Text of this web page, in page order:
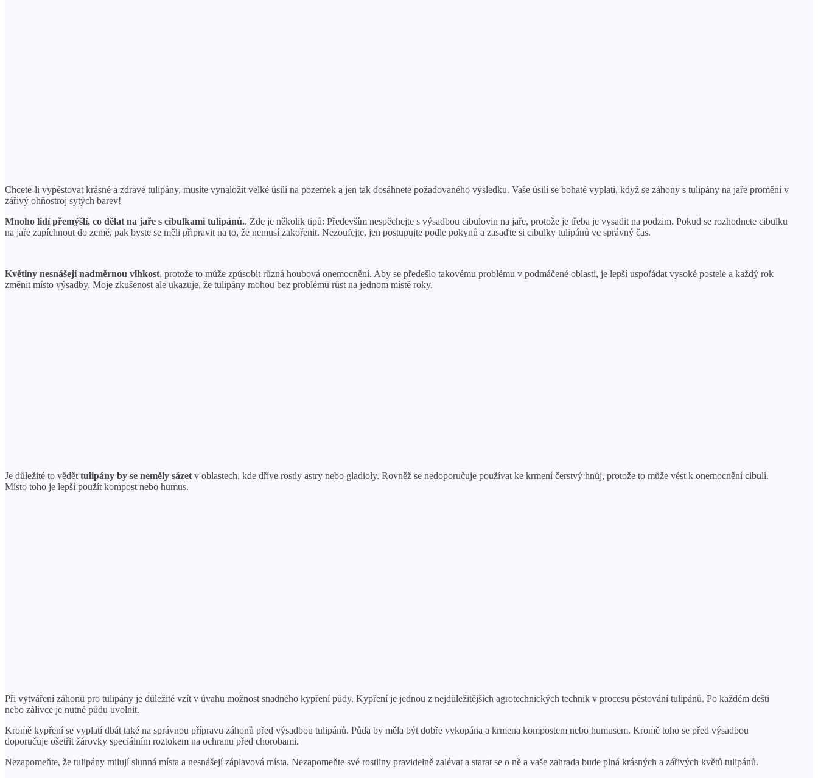
Chcete-li vypěstovat krásné a zdravé tulipány, musíte vynaložit velké úsilí na pozemek a jen tak dosáhnete požadovaného výsledku. Vaše úsilí se bohatě vyplatí, když se záhony s tulipány na jaře promění v
zářivý ohňostroj sytých barev!
Mnoho lidí přemýšlí, co dělat na jaře s cibulkami tulipánů.. Zde je několik tipů: Především nespěchejte s výsadbou cibulovin na jaře, protože je třeba je vysadit na podzim. Pokud se rozhodnete cibulku
na jaře zapíchnout do země, pak byste se měli připravit na to, že nemusí zakořenit. Nezoufejte, jen postupujte podle pokynů a zasaďte si cibulky tulipánů ve správný čas.
Květiny nesnášejí nadměrnou vlhkost, protože to může způsobit různá houbová onemocnění. Aby se předešlo takovému problému v podmáčené oblasti, je lepší uspořádat vysoké postele a každý rok
změnit místo výsadby. Moje zkušenost ale ukazuje, že tulipány mohou bez problémů růst na jednom místě roky.
Je důležité to vědět tulipány by se neměly sázet v oblastech, kde dříve rostly astry nebo gladioly. Rovněž se nedoporučuje používat ke krmení čerstvý hnůj, protože to může vést k onemocnění cibulí.
Místo toho je lepší použít kompost nebo humus.
Při vytváření záhonů pro tulipány je důležité vzít v úvahu možnost snadného kypření půdy. Kypření je jednou z nejdůležitějších agrotechnických technik v procesu pěstování tulipánů. Po každém dešti
nebo zálivce je nutné půdu uvolnit.
Kromě kypření se vyplatí dbát také na správnou přípravu záhonů před výsadbou tulipánů. Půda by měla být dobře vykopána a krmena kompostem nebo humusem. Kromě toho se před výsadbou
doporučuje ošetřit žárovky speciálním roztokem na ochranu před chorobami.
Nezapomeňte, že tulipány milují slunná místa a nesnášejí záplavová místa. Nezapomeňte své rostliny pravidelně zalévat a starat se o ně a vaše zahrada bude plná krásných a zářivých květů tulipánů.